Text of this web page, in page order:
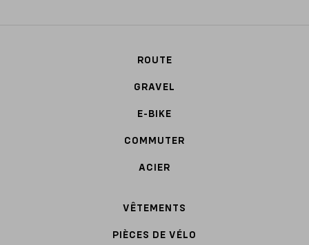
ROUTE
GRAVEL
E-BIKE
COMMUTER
ACIER
VÊTEMENTS
PIÈCES DE VÉLO